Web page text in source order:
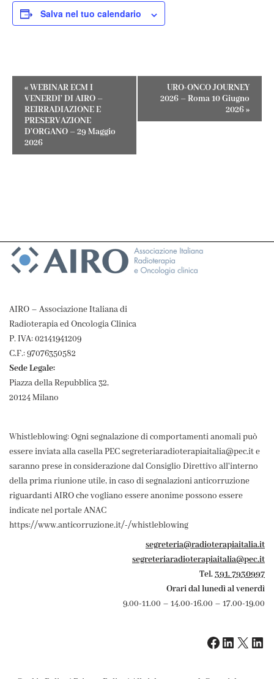
Salva nel tuo calendario
Evento
Navigazione
«WEBINAR ECM I
VENERDI’ DI AIRO –
REIRRADIAZIONE E
PRESERVAZIONE
D’ORGANO – 29 Maggio
2026
URO-ONCO JOURNEY
2026 – Roma 10 Giugno
2026»
AIRO – Associazione Italiana di
Radioterapia ed Oncologia Clinica
P. IVA: 02141941209
C.F.: 97076350582
Sede Legale:
Piazza della Repubblica 32,
20124 Milano
Whistleblowing: Ogni segnalazione di comportamenti anomali può
essere inviata alla casella PEC segreteriaradioterapiaitalia@pec.it e
saranno prese in considerazione dal Consiglio Direttivo all'interno
della prima riunione utile, in caso di segnalazioni anticorruzione
riguardanti AIRO che vogliano essere anonime possono essere
indicate nel portale ANAC
https://www.anticorruzione.it/-/whistleblowing
segreteria@radioterapiaitalia.it
segreteriaradioterapiaitalia@pec.it
Tel.391. 7930997
Orari dal lunedì al venerdì
9.00-11.00 – 14.00-16.00 – 17.00-19.00